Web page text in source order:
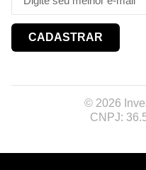
CADASTRAR
© 2026
CNPJ: